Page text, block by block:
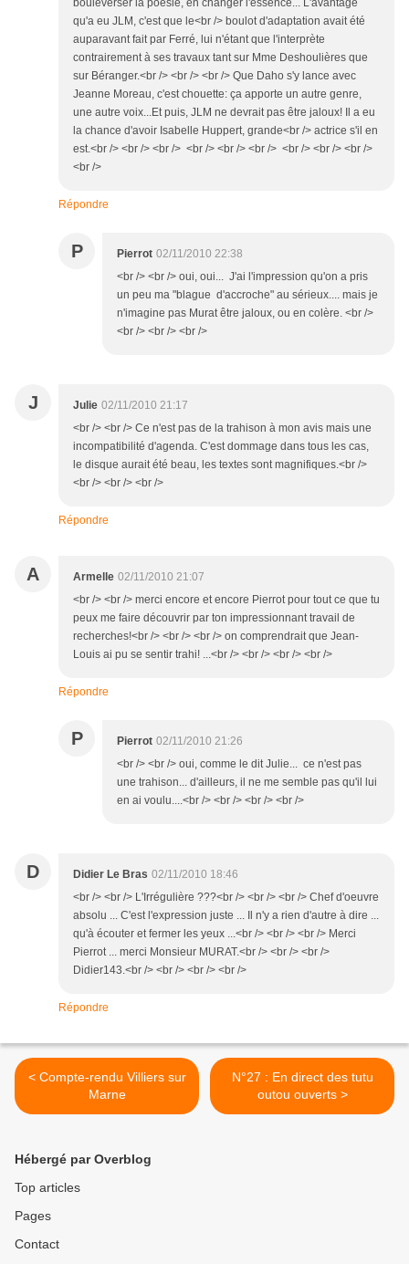
bouleverser la poésie, en changer l'essence... L'avantage
qu'a eu JLM, c'est que le<br /> boulot d'adaptation avait été
auparavant fait par Ferré, lui n'étant que l'interprète
contrairement à ses travaux tant sur Mme Deshoulières que
sur Béranger.<br /> <br /> <br /> Que Daho s'y lance avec
Jeanne Moreau, c'est chouette: ça apporte un autre genre,
une autre voix...Et puis, JLM ne devrait pas être jaloux! Il a eu
la chance d'avoir Isabelle Huppert, grande<br /> actrice s'il en
est.<br /> <br /> <br /> <br /> <br /> <br /> <br /> <br /> <br />
<br />
Répondre
P Pierrot 02/11/2010 22:38
<br /> <br /> oui, oui... J'ai l'impression qu'on a pris
un peu ma "blague d'accroche" au sérieux.... mais je
n'imagine pas Murat être jaloux, ou en colère. <br />
<br /> <br /> <br />
J Julie 02/11/2010 21:17
<br /> <br /> Ce n'est pas de la trahison à mon avis mais une
incompatibilité d'agenda. C'est dommage dans tous les cas,
le disque aurait été beau, les textes sont magnifiques.<br />
<br /> <br /> <br />
Répondre
A Armelle 02/11/2010 21:07
<br /> <br /> merci encore et encore Pierrot pour tout ce que tu
peux me faire découvrir par ton impressionnant travail de
recherches!<br /> <br /> <br /> on comprendrait que Jean-
Louis ai pu se sentir trahi! ...<br /> <br /> <br /> <br />
Répondre
P Pierrot 02/11/2010 21:26
<br /> <br /> oui, comme le dit Julie... ce n'est pas
une trahison... d'ailleurs, il ne me semble pas qu'il lui
en ai voulu....<br /> <br /> <br /> <br />
D Didier Le Bras 02/11/2010 18:46
<br /> <br /> L'Irrégulière ???<br /> <br /> <br /> Chef d'oeuvre
absolu ... C'est l'expression juste ... Il n'y a rien d'autre à dire ...
qu'à écouter et fermer les yeux ...<br /> <br /> <br /> Merci
Pierrot ... merci Monsieur MURAT.<br /> <br /> <br />
Didier143.<br /> <br /> <br /> <br />
Répondre
< Compte-rendu Villiers sur
Marne
N°27 : En direct des tutu
outou ouverts >
Hébergé par Overblog
Top articles
Pages
Contact